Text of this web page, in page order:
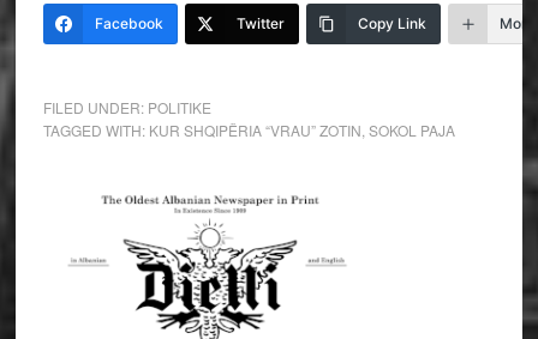
Facebook Twitter Copy Link More
FILED UNDER: POLITIKE
TAGGED WITH: KUR SHQIPËRIA “VRAU” ZOTIN SOKOL PAJA